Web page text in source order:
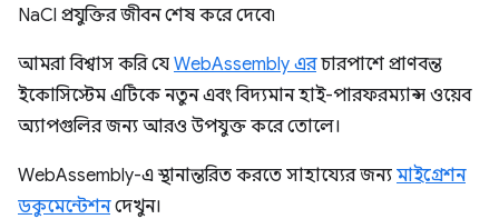
NaCl প্রযুক্তির জীবন শেষ করে দেবে৷
আমরা বিশ্বাস করি যে WebAssembly এরচারপাশে প্রাণবন্ত
ইকোসিস্টেম এটিকে নতুন এবং বিদ্যমান হাই-পারফরম্যান্স ওয়েব
অ্যাপগুলির জন্য আরও উপযুক্ত করে তোলে।
WebAssembly-এ স্থানান্তরিত করতে সাহায্যের জন্য মাইগ্রেশন
ডকুমেন্টেশনদেখুন।